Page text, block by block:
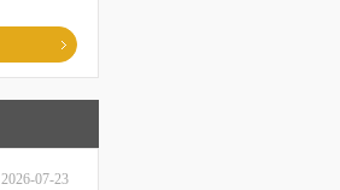
2026-07-23